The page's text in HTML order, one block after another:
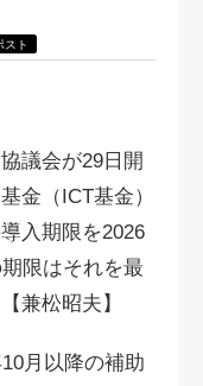
スト
議会が29日開
金（ICT基金）
入期限を2026
限はそれを最
兼松昭夫】
月以降の補助